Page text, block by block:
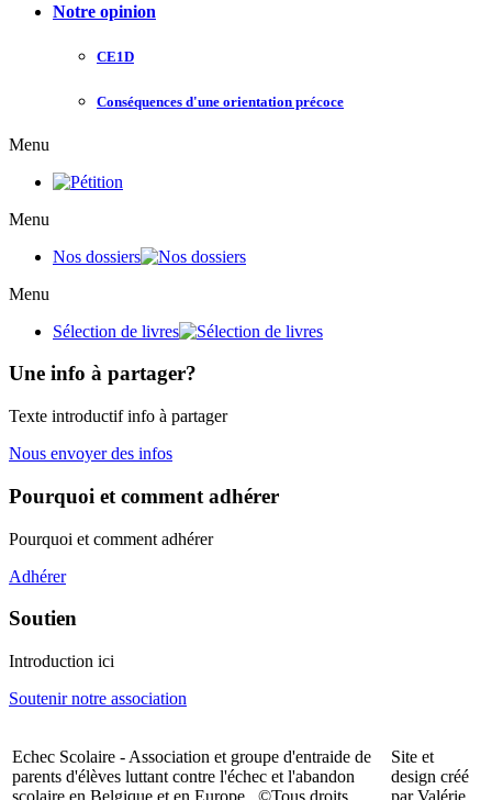
Notre opinion
CE1D
Conséquences d'une orientation précoce
Menu
Menu
Nos dossiers
Menu
Sélection de livres
Une info à partager?
Texte introductif info à partager
Nous envoyer des infos
Pourquoi et comment adhérer
Pourquoi et comment adhérer
Adhérer
Soutien
Introduction ici
Soutenir notre association
Echec Scolaire - Association et groupe d'entraide de
parents d'élèves luttant contre l'échec et l'abandon
scolaire en Belgique et en Europe. ©Tous droits
Site et
design créé
par Valérie